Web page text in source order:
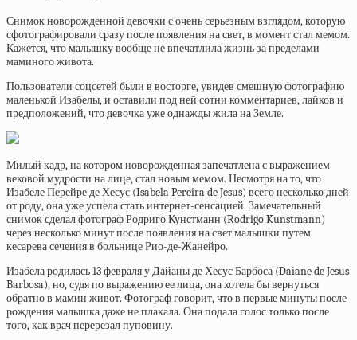
Снимок новорожденной девочки с очень серьезным взглядом, которую
сфотографировали сразу после появления на свет, в момент стал мемом.
Кажется, что малышку вообще не впечатлила жизнь за пределами
маминого живота.
Пользователи соцсетей были в восторге, увидев смешную фотографию
маленькой Изабелы, и оставили под ней сотни комментариев, лайков и
предположений, что девочка уже однажды жила на Земле.
Милый кадр, на котором новорожденная запечатлена с выражением
вековой мудрости на лице, стал новым мемом. Несмотря на то, что
Изабеле Перейре де Хесус (Isabela Pereira de Jesus) всего несколько дней
от роду, она уже успела стать интернет-сенсацией. Замечательный
снимок сделал фотограф Родриго Кунстманн (Rodrigo Kunstmann)
через несколько минут после появления на свет малышки путем
кесарева сечения в больнице Рио-де-Жанейро.
Изабела родилась 13 февраля у Дайаны де Хесус Барбоса (Daiane de Jesus
Barbosa), но, судя по выражению ее лица, она хотела бы вернуться
обратно в мамин живот. Фотограф говорит, что в первые минуты после
рождения малышка даже не плакала. Она подала голос только после
того, как врач перерезал пуповину.